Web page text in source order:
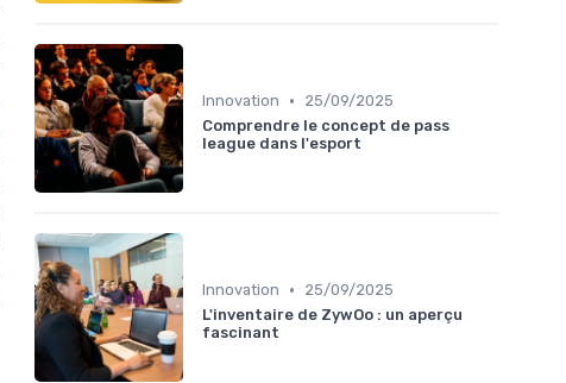
Innovation •
25/09/2025
Comprendre le concept de pass
league dans l'esport
Innovation •
25/09/2025
L'inventaire de ZywOo : un aperçu
fascinant